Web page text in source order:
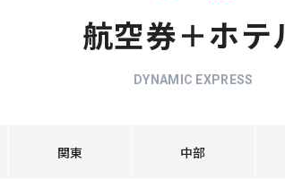
航空券＋ホテ
DYNAMIC EXPRESS
関東 中部